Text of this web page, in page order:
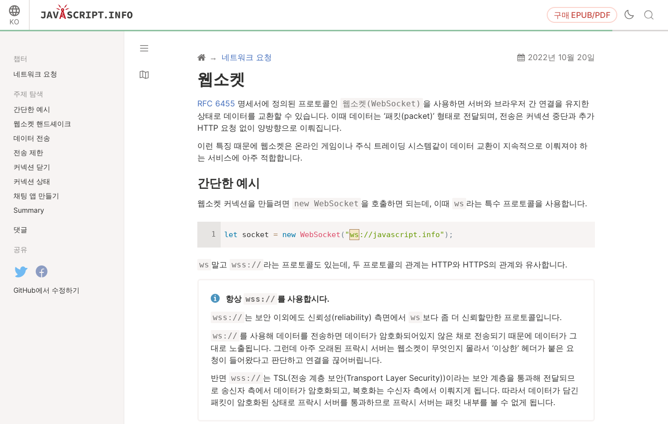
KO
구매 EPUB/PDF
네트워크 요청 2022년 10월 20일
웹소켓
RFC 6455 명세서에 정의된 프로토콜인 웹소켓(WebSocket) 을 사용하면 서버와 브라우저 간 연결을 유지한
상태로 데이터를 교환할 수 있습니다. 이때 데이터는 ‘패킷(packet)’ 형태로 전달되며, 전송은 커넥션 중단과 추가
HTTP 요청 없이 양방향으로 이뤄집니다.
이런 특징 때문에 웹소켓은 온라인 게임이나 주식 트레이딩 시스템같이 데이터 교환이 지속적으로 이뤄져야 하
는 서비스에 아주 적합합니다.
간단한 예시
웹소켓 커넥션을 만들려면 new WebSocket 을 호출하면 되는데, 이때 ws 라는 특수 프로토콜을 사용합니다.
let socket = new WebSocket ( "ws ://javascript.info" ) ;
ws 말고 wss:// 라는 프로토콜도 있는데, 두 프로토콜의 관계는 HTTP와 HTTPS의 관계와 유사합니다.
항상 wss:// 를 사용합시다.
wss:// 는 보안 이외에도 신뢰성(reliability) 측면에서 ws 보다 좀 더 신뢰할만한 프로토콜입니다.
ws:// 를 사용해 데이터를 전송하면 데이터가 암호화되어있지 않은 채로 전송되기 때문에 데이터가 그
대로 노출됩니다. 그런데 아주 오래된 프락시 서버는 웹소켓이 무엇인지 몰라서 ‘이상한’ 헤더가 붙은 요
청이 들어왔다고 판단하고 연결을 끊어버립니다.
반면 wss:// 는 TSL(전송 계층 보안(Transport Layer Security))이라는 보안 계층을 통과해 전달되므
로 송신자 측에서 데이터가 암호화되고, 복호화는 수신자 측에서 이뤄지게 됩니다. 따라서 데이터가 담긴
패킷이 암호화된 상태로 프락시 서버를 통과하므로 프락시 서버는 패킷 내부를 볼 수 없게 됩니다.
챕터
네트워크 요청
주제 탐색
간단한 예시
웹소켓 핸드셰이크
데이터 전송
전송 제한
커넥션 닫기
커넥션 상태
채팅 앱 만들기
Summary
댓글
공유
GitHub에서 수정하기